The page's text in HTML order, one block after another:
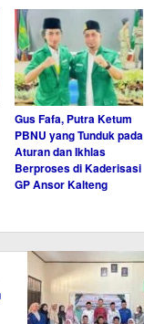
Gus Fafa, Putra Ketum
PBNU yang Tunduk pada
Aturan dan Ikhlas
Berproses di Kaderisasi
GP Ansor Kalteng